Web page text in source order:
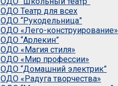
ОДО Театр для всех
ОДО “Рукодельница”
ОДО «Лего-конструирование»
ОДО “Арлекин”
ОДО «Магия стиля»
ОДО «Мир профессии»
ОДО “Домашний электрик”
ОДО «Радуга творчества»